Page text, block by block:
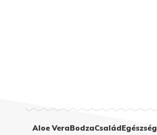
Aloe VeraBodzaCsaládEgészség